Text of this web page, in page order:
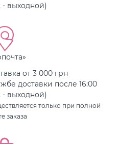
- выходной)
от 3 000 грн
доставки после 16:00
- выходной)
только при полной
заказа